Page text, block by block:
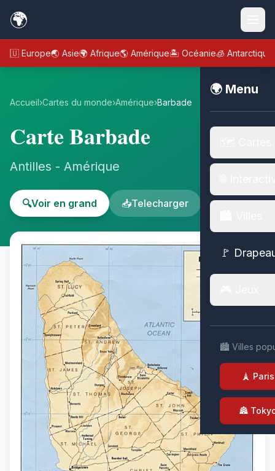
🌍
🇪🇺 Europe🌏 Asie🌍 Afrique🌎 Amérique🏝️ Océanie🧊 Antarctique
🌍 Menu
🚩
🏙️ Villes
🗼 Paris
🏯
Accueil›Cartes du monde›Amérique›Barbade
Carte Barbade
Antilles - Amérique
🔍Voir en grand 📥Telecharger